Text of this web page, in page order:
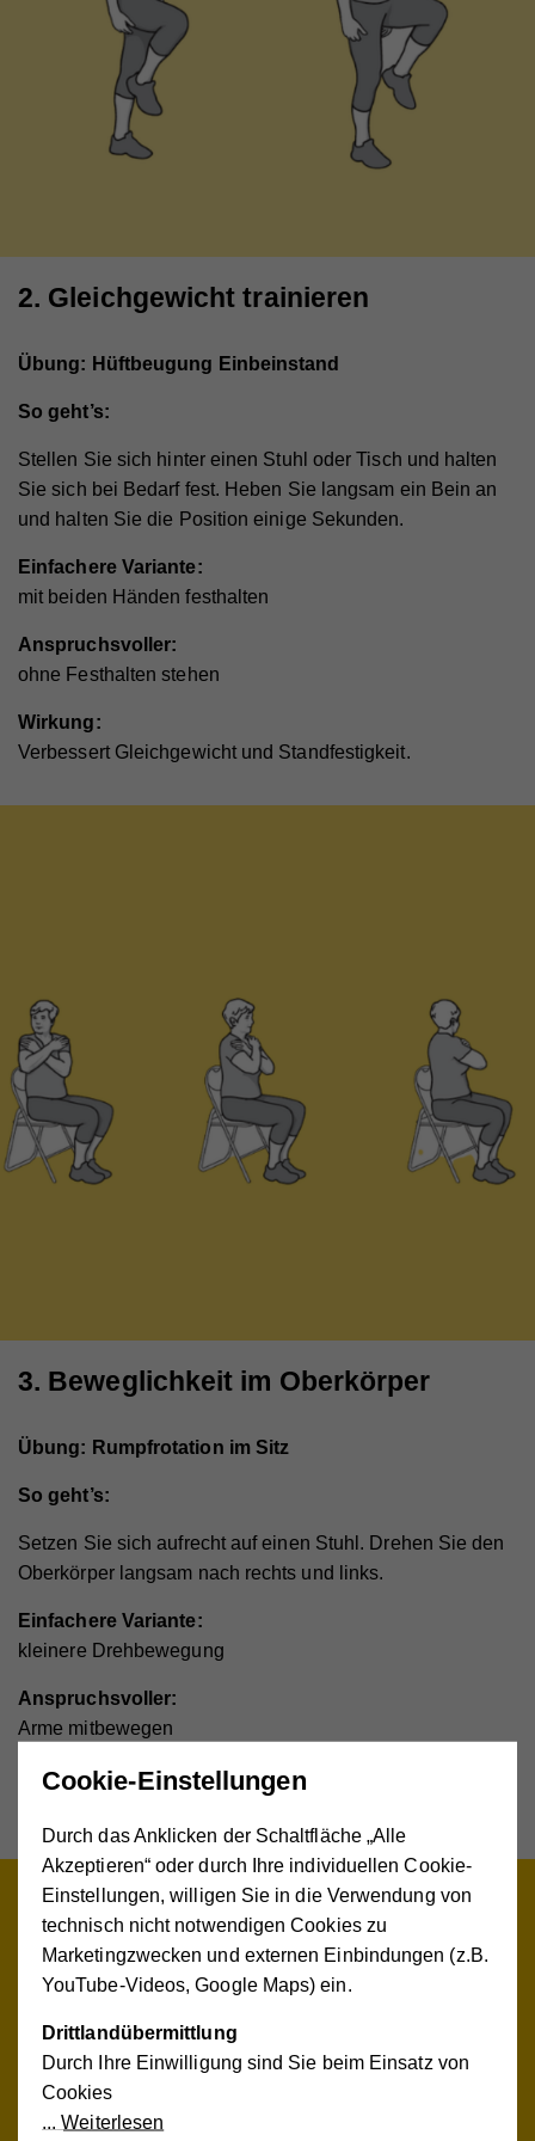
2. Gleichgewicht trainieren
Übung: Hüftbeugung Einbeinstand
So geht’s:
Stellen Sie sich hinter einen Stuhl oder Tisch und halten
Sie sich bei Bedarf fest. Heben Sie langsam ein Bein an
und halten Sie die Position einige Sekunden.
Einfachere Variante:
mit beiden Händen festhalten
Anspruchsvoller:
ohne Festhalten stehen
Wirkung:
Verbessert Gleichgewicht und Standfestigkeit.
3. Beweglichkeit im Oberkörper
Übung: Rumpfrotation im Sitz
So geht’s:
Setzen Sie sich aufrecht auf einen Stuhl. Drehen Sie den
Oberkörper langsam nach rechts und links.
Einfachere Variante:
kleinere Drehbewegung
Anspruchsvoller:
Arme mitbewegen
Wirkung:
Cookie-Einstellungen
Durch das Anklicken der Schaltfläche „Alle
Akzeptieren“ oder durch Ihre individuellen Cookie-
Einstellungen, willigen Sie in die Verwendung von
technisch nicht notwendigen Cookies zu
Marketingzwecken und externen Einbindungen (z.B.
YouTube-Videos, Google Maps) ein.
Drittlandübermittlung
Durch Ihre Einwilligung sind Sie beim Einsatz von
Cookies
Weiterlesen